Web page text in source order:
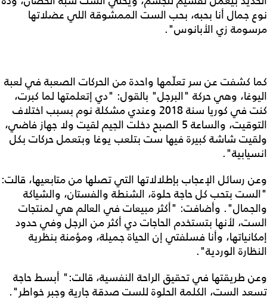
نوع جمال أنا بحبه، بحب الست الممشوقة اللي عضلاتها
مرسومة زي الأبانوس".
كما كشفت عن سر تعلّمها واحدة من الحركات الصعبة في لعبة
اليوغا، وهي حركة "البرجل" بالقول: "دي إتعلمتها لما كبرت،
كنت في كوريا سنة 2018 وعندي مشكلة نوم بسبب اختلاف
التوقيت، والساعة 5 الصبح دخلت الجيم لقيت ولا جهاز فاضي،
ولقيت شاشة كبيرة فيها ست بتلعب يوغا وبتعمل حركات بكل
انسيابية".
وعن رسائل الإعجاب بإطلالاتها التي تصلها من متابعيها، قالت:
"الست بتحب كل حاجة حلوة، الشنطة والفستان، والشياكة
والجمال". وأضافت: "أكثر مبيعات في العالم هي لمنتجات
الست، لأنها بتستخدم الحاجات دي أكثر من الرجل وفي حدود
إمكانياتها، وأنا فسلفتي إن الحياة جميلة، ومؤمنة بنظرية
النظارة الوردية".
وعن طريقتها في تحقيق الراحة النفسية، قالت:" أبسط حاجة
تسعد الست، الكلمة الحلوة للست صدقة جارية وجبر خواطر".